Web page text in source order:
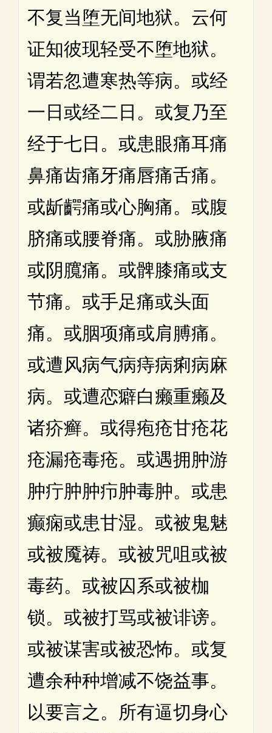
不复当堕无间地狱。云何
证知彼现轻受不堕地狱。
谓若忽遭寒热等病。或经
一日或经二日。或复乃至
经于七日。或患眼痛耳痛
鼻痛齿痛牙痛唇痛舌痛。
或龂齶痛或心胸痛。或腹
脐痛或腰脊痛。或胁腋痛
或阴臗痛。或髀膝痛或支
节痛。或手足痛或头面
痛。或胭项痛或肩膊痛。
或遭风病气病痔病痢病麻
病。或遭恋癖白癞重癞及
诸疥癣。或得疱疮甘疮花
疮漏疮毒疮。或遇拥肿游
肿疔肿肿疖肿毒肿。或患
癫痫或患甘湿。或被鬼魅
或被魇祷。或被咒咀或被
毒药。或被囚系或被枷
锁。或被打骂或被诽谤。
或被谋害或被恐怖。或复
遭余种种增减不饶益事。
以要言之。所有逼切身心